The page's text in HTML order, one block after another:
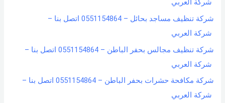
شركة العربي
شركة تنظيف مساجد بحائل – 0551154864 اتصل بنا –
شركة العربي
شركة تنظيف مجالس بحفر الباطن – 0551154864 اتصل بنا –
شركة العربي
شركة مكافحة حشرات بحفر الباطن – 0551154864 اتصل بنا –
شركة العربي